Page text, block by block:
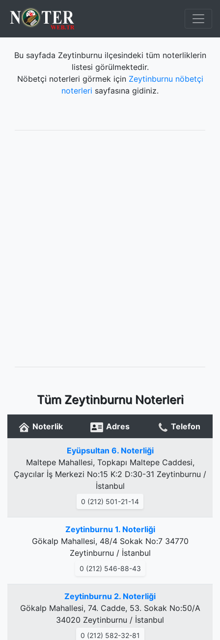
Bu sayfada Zeytinburnu ilçesindeki tüm noterliklerin
listesi görülmektedir.
Nöbetçi noterleri görmek için Zeytinburnu nöbetçi
noterleri sayfasına gidiniz.
Tüm Zeytinburnu Noterleri
Noterlik Adres Telefon
Eyüpsultan 6. Noterliği
Maltepe Mahallesi, Topkapı Maltepe Caddesi,
Çaycılar İş Merkezi No:15 K:2 D:30-31 Zeytinburnu /
İstanbul
0 (212) 501-21-14
Zeytinburnu 1. Noterliği
Gökalp Mahallesi, 48/4 Sokak No:7 34770
Zeytinburnu / İstanbul
0 (212) 546-88-43
Zeytinburnu 2. Noterliği
Gökalp Mahallesi, 74. Cadde, 53. Sokak No:50/A
34020 Zeytinburnu / İstanbul
0 (212) 582-32-81